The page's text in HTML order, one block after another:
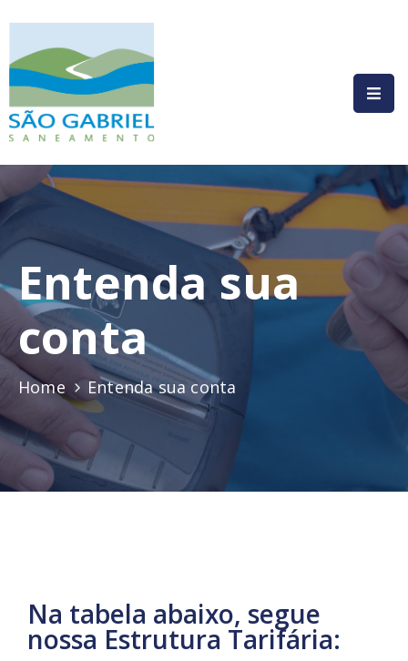
HOME
INSTITUCIONAL
COMPLIANCE
SERVIÇOS
COMUNICAÇÃO
LEGISLAÇÃO
CONTATO
AUTOATENDIMENTO
Entenda sua
conta
Home Entenda sua conta
Na tabela abaixo, segue
nossa Estrutura Tarifária: